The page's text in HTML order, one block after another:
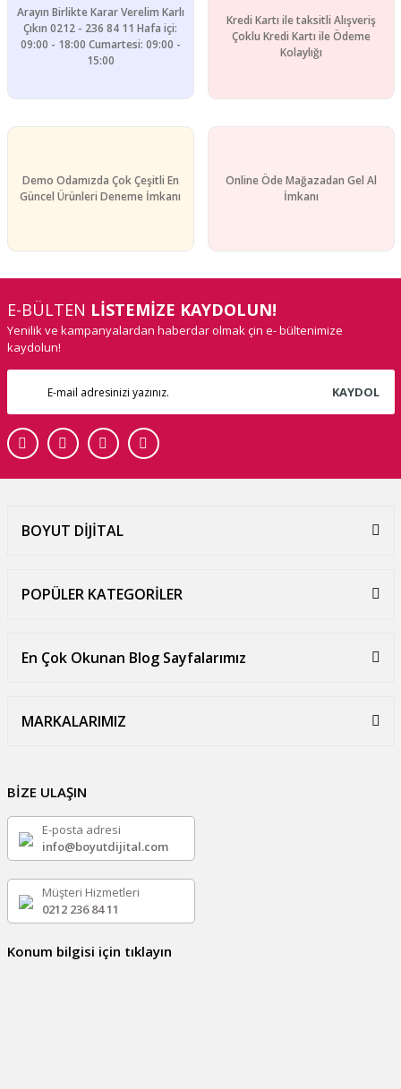
Arayın Birlikte Karar Verelim Karlı
Çıkın 0212 - 236 84 11 Hafa içi:
09:00 - 18:00 Cumartesi: 09:00 -
15:00
Kredi Kartı ile taksitli Alışveriş
Çoklu Kredi Kartı ile Ödeme
Kolaylığı
Demo Odamızda Çok Çeşitli En
Güncel Ürünleri Deneme İmkanı
Online Öde Mağazadan Gel Al
İmkanı
E-BÜLTEN LİSTEMİZE KAYDOLUN!
Yenilik ve kampanyalardan haberdar olmak çin e- bültenimize
kaydolun!
KAYDOL
BOYUT DİJİTAL
POPÜLER KATEGORİLER
En Çok Okunan Blog Sayfalarımız
MARKALARIMIZ
BİZE ULAŞIN
E-posta adresi
info@boyutdijital.com
Müşteri Hizmetleri
0212 236 84 11
Konum bilgisi için tıklayın